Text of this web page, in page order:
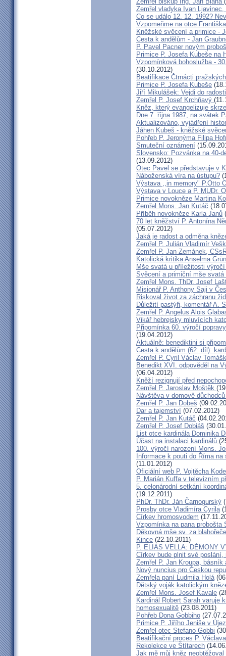
Zemřel vladyka Ivan
Co se událo 12. 12. 1992?
Vzpomeňme na otce
Kněžské svěcení a primice -
Cesta k andělům - Jan
P. Pavel Pacner novým
Primice P. Josefa Kubeše na
Vzpomínková bohoslužba -
(30.10.2012)
Beatifikace Čtrnácti
Primice P. Josefa Kubeše
Jiří Mikulášek: Vejdi do
Zemřel P. Josef Krchňavý
Kněz, který evangelizuje
Dne 7. října 1987, na svátek
Aktualizováno, vyjádření
Jáhen Kubeš - kněžské
Pohřeb P. Jeronýma Filipa
Smuteční oznámení
Slovensko: Pozvánka na 40-
(13.09.2012)
Otec Pavel se představuje v
Náboženská víra na ústupu?
Výstava ,,in memory" P.Otto
Výstava v Louce a P. MUDr.
Primice novokněze Martina
Zemřel Mons. Jan Kutáč
Příběh novokněze Karla Janů
70 let kněžství P. Antonína
(05.07.2012)
Jaká je radost a odměna
Zemřel P. Julián Vladimír
Zemřel P. Jan Zemánek,
Katolická kritika Anselma
Mše svatá u příležitosti
Svěcení a primiční mše
Zemřel Mons. ThDr. Josef
Misionář P. Anthony Saji v
Riskoval život za záchranu
Důležití pastýři, komentář A.
Zemřel P. Angelus Alois
Vikář hebrejsky mluvících
Připomínka 60. výročí
(19.04.2012)
Aktuálně: benediktini si
Cesta k andělům (62. díl):
Zemřel P. Cyril Václav
Benedikt XVI. odpověděl na
(06.04.2012)
Kněží rezignují před
Zemřel P. Jaroslav Moštěk
Návštěva v domově
Zemřel P. Jan Dobeš
Dar a tajemství (07.02.2012)
Zemřel P. Jan Kutáč
Zemřel P. Josef Dobiáš
List otce kardinála Dominika
Účast na instalaci kardinálů
100. výročí narození Mons.
Informace k pouti do Říma
(11.01.2012)
Oficiální web P. Vojtěcha
P. Marián Kuffa v televizním
5. celonárodní setkání
(19.12.2011)
PhDr. ThDr. Ján Čarnogurský
Prosby otce Vladimíra Cyrila
Církev hromosvodem
Vzpomínka na pana probošta
Děkovná mše sv. za
Kince (22.10.2011)
P. ELIAS VELLA: DÉMONY
Církev bude plnit své
Zemřel P. Jan Kroupa, básník
Nový nuncius pro Českou
Zemřela paní Ludmila Holá
Dětský voják katolickým
Zemřel Mons. Josef Kavale
Kardinál Robert Sarah varuje
homosexualitě (23.08.2011)
Pohřeb Dona Gobbiho
Primice P. Jiřího Jeniše v
Zemřel otec Stefano Gobbi
Beatifikační proces P.
Rekolekce ve Štítarech
Jak mě můj kněz neobtěžoval